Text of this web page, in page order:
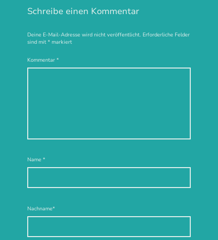
Schreibe einen Kommentar
Deine E-Mail-Adresse wird nicht veröffentlicht. Erforderliche Felder
sind mit * markiert
Kommentar *
Name *
Nachname*